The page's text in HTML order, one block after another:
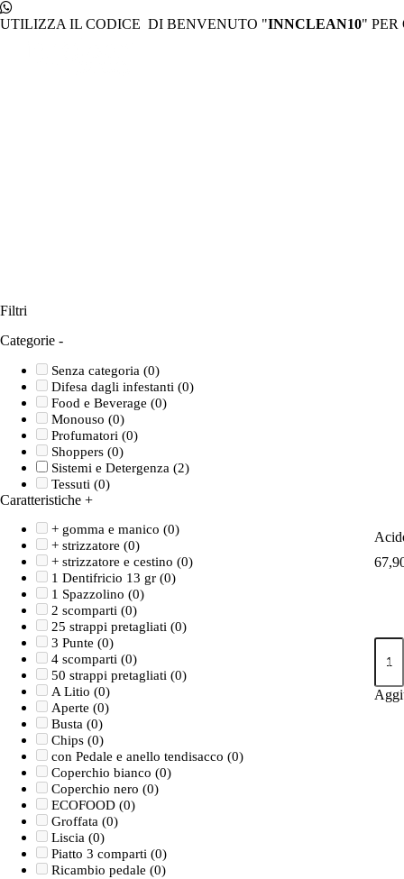
al
UTILIZZA IL CODICE DI BENVENUTO "INNCLEAN10" PER
Acido
23kg
Filtri
Categorie -
Senza categoria (0)
Difesa dagli infestanti (0)
Food e Beverage (0)
Monouso (0)
Profumatori (0)
Shoppers (0)
Sistemi e Detergenza (2)
Tessuti (0)
Caratteristiche +
+ gomma e manico (0)
+ strizzatore (0)
+ strizzatore e cestino (0)
1 Dentifricio 13 gr (0)
1 Spazzolino (0)
2 scomparti (0)
25 strappi pretagliati (0)
3 Punte (0)
4 scomparti (0)
50 strappi pretagliati (0)
A Litio (0)
Aperte (0)
Busta (0)
Chips (0)
con Pedale e anello tendisacco (0)
Coperchio bianco (0)
Coperchio nero (0)
ECOFOOD (0)
Groffata (0)
Liscia (0)
Piatto 3 comparti (0)
Ricambio pedale (0)